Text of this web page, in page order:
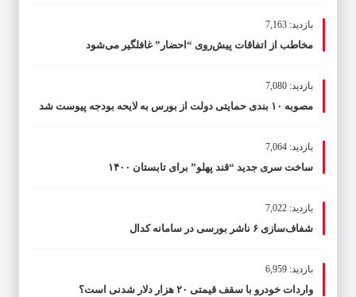
بازدید: 7,163
مخاطب از اتفاقات پیش‌روی “احضار” غافلگیر می‌شود
بازدید: 7,080
مصوبه ۱۰ بندی حمایتی دولت از بورس به لایحه بودجه پیوست شد
بازدید: 7,064
ساخت سری جدید “قند پهلو” برای تابستان ۱۴۰۰
بازدید: 7,022
شفاف‌سازی ۶ ناشر بورسی در سامانه کدال
بازدید: 6,959
واردات خودرو با سقف قیمتی ۲۰ هزار دلار شدنی است؟